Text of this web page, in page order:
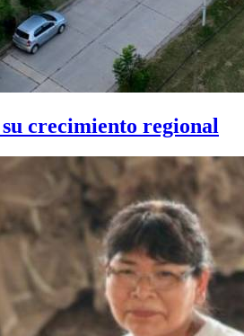
crecimiento regional